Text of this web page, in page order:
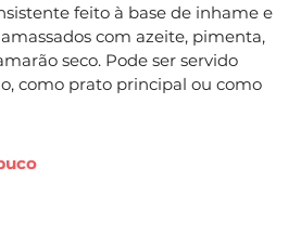
feito à base de inhame e
com azeite, pimenta,
seco. Pode ser servido
como prato principal ou como